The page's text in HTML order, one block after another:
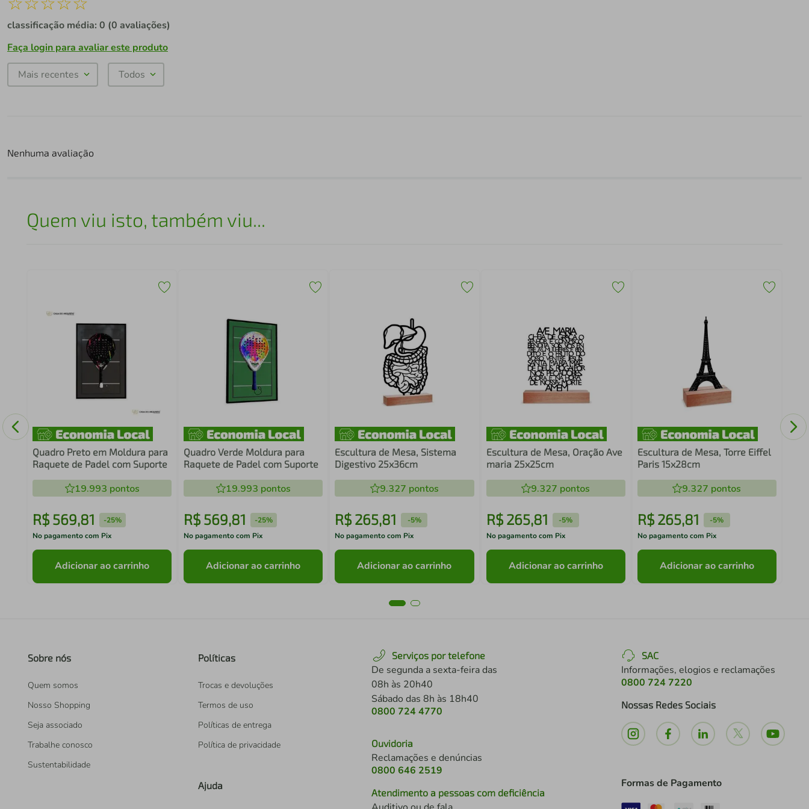
classificação média: 0 (0 avaliações)
Faça login para avaliar este produto
Mais recentes Todos
Nenhuma avaliação
Quem viu isto, também viu...
Quadro Preto em Moldura para
Raquete de Padel com Suporte
19.993 pontos
R$ 569,81 -25%
No pagamento com Pix
Adicionar ao carrinho
Quadro Verde Moldura para
Raquete de Padel com Suporte
19.993 pontos
R$ 569,81 -25%
No pagamento com Pix
Adicionar ao carrinho
Escultura de Mesa, Sistema
Digestivo 25x36cm
9.327 pontos
R$265,81 -5%
No pagamento com Pix
Adicionar ao carrinho
Escultura de Mesa, Oração Ave
maria 25x25cm
9.327 pontos
R$ 265,81 -5%
No pagamento com Pix
Adicionar ao carrinho
Escultura de Mesa, Torre Eiffel
Paris 15x28cm
9.327 pontos
R$ 265,81 -5%
No pagamento com Pix
Adicionar ao carrinho
Sobre nós
Quem somos
Nosso Shopping
Seja associado
Trabalhe conosco
Sustentabilidade
Políticas
Trocas e devoluções
Termos de uso
Políticas de entrega
Política de privacidade
Ajuda
Serviços por telefone
De segunda a sexta-feira das
08h às 20h40
Sábado das 8h às 18h40
0800 724 4770
Ouvidoria
Reclamações e denúncias
0800 646 2519
Atendimento a pessoas com deficiência
SAC
Informações, elogios e reclamações
0800 724 7220
Nossas Redes Sociais
Formas de Pagamento